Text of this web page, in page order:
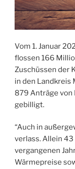
Vom 1. Januar
flossen 166
Zuschüssen der
in den Landkreis
879 Anträge
gebilligt.
“Auch in
verlass. Allein
vergangenen
Wärmepreise